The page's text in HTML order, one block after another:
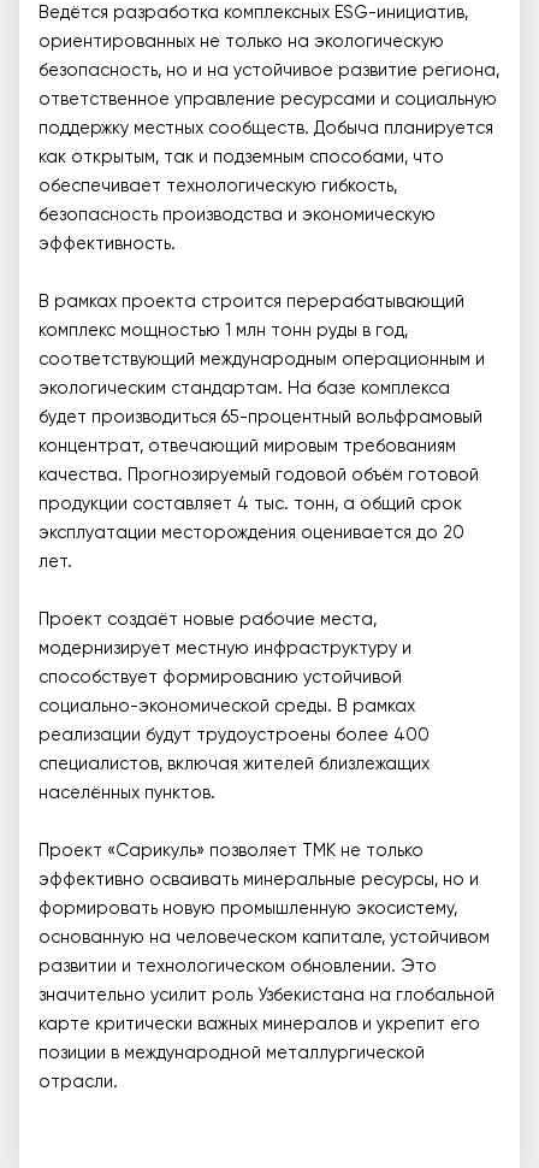
Ведётся разработка комплексных ESG-инициатив,
ориентированных не только на экологическую
безопасность, но и на устойчивое развитие региона,
ответственное управление ресурсами и социальную
поддержку местных сообществ. Добыча планируется
как открытым, так и подземным способами, что
обеспечивает технологическую гибкость,
безопасность производства и экономическую
эффективность.
В рамках проекта строится перерабатывающий
комплекс мощностью 1 млн тонн руды в год,
соответствующий международным операционным и
экологическим стандартам. На базе комплекса
будет производиться 65-процентный вольфрамовый
концентрат, отвечающий мировым требованиям
качества. Прогнозируемый годовой объём готовой
продукции составляет 4 тыс. тонн, а общий срок
эксплуатации месторождения оценивается до 20
лет.
Проект создаёт новые рабочие места,
модернизирует местную инфраструктуру и
способствует формированию устойчивой
социально-экономической среды. В рамках
реализации будут трудоустроены более 400
специалистов, включая жителей близлежащих
населённых пунктов.
Проект «Сарикуль» позволяет ТМК не только
эффективно осваивать минеральные ресурсы, но и
формировать новую промышленную экосистему,
основанную на человеческом капитале, устойчивом
развитии и технологическом обновлении. Это
значительно усилит роль Узбекистана на глобальной
карте критически важных минералов и укрепит его
позиции в международной металлургической
отрасли.